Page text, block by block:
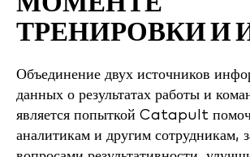
ТРЕНИРОВКИ И
Объединение двух источников
данных о результатах работы и
является попыткой Catapult
аналитикам и другим сотрудникам,